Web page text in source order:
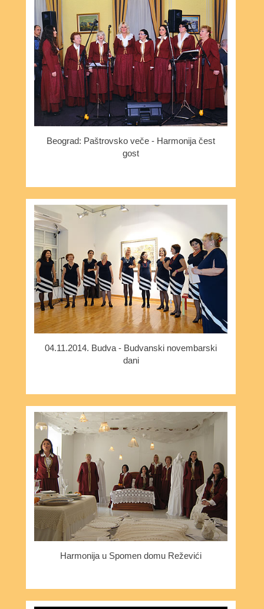
Beograd: Paštrovsko veče - Harmonija čest
gost
04.11.2014. Budva - Budvanski novembarski
dani
Harmonija u Spomen domu Reževići